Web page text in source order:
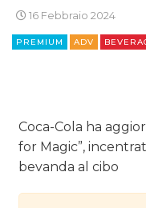
TV
16 Febbraio 2024
PREMIUM ADV
Coca-Cola ha
for Magic”,
bevanda al cibo